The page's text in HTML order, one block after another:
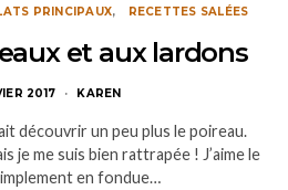
PRINCIPAUX RECETTES SALÉES
et aux lardons
2017 KAREN
découvrir un peu plus le poireau.
je me suis bien rattrapée ! J’aime le
en fondue…